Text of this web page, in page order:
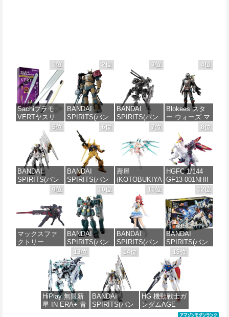
1位
Sachiプラモ
VERTヤスリ
Type-S 【プロ
モデラー共同
開発】 超極細
ガラスヤスリ
５点セット ガ
ンプラ プラモ
デル ゲート処
理 模型 フィギ
ュア［知的財
価格：¥2,320
2位
BANDAI
SPIRITS(バン
ダイスピリッ
ツ) HG 機動戦
士ガンダム 復
讐のレクイエ
ム ザクⅡ F型
ソラリ機 (復讐
のレクイエム)
1/144スケール
色分け済みプ
ラモデル
価格：¥2,700
3位
BANDAI
SPIRITS(バン
ダイ スピリッ
xEXM-000 ゼ
ノヴァルト
1/144スケール
色分け済みプ
ラモデル
価格：¥2,813
4位
Blokees スタ
ー ウォーズ マ
ンダロリアン&
グローグー
CC05 ディン
ジャリン&グロ
ーグー ABS樹
脂&PVC製 組
み立て式プラ
スチックモデ
価格：¥4,475
5位
BANDAI
SPIRITS(バン
ダイ スピリッ
ツ) RG 機動戦
士ガンダム 逆
襲のシャア νガ
ンダム 1/144ス
ケール 色分け
済みプラモデ
ル
価格：¥5,394
6位
BANDAI
SPIRITS(バン
ダイ スピリッ
ツ) HGUC 200
機動戦士Zガン
ダム 百式
1/144スケール
色分け済みプ
ラモデル
価格：¥1,674
7位
壽屋
(KOTOBUKIYA
) メガミデバイ
ス デザイアメ
イデン レイダ
ー シュガーグ
レイズ 全高約
180mm 1/1ス
ケール プラモ
デル
価格：¥6,239
8位
HGFC 1/144
GF13-001NHII
マスターガン
ダム&風雲再起
(機動武闘伝G
ガンダム)
価格：¥3,380
9位
マックスファ
クトリー
PLAMATEA シ
ールダー/マシ
ュ・キリエラ
イト〔オルテ
ナウス〕 Black
Barrel Edition
10位
BANDAI
SPIRITS(バン
ダイ スピリッ
ツ) HG 機動新
世紀ガンダムX
ガンダムレオ
パルド 1/144ス
ケール 色分け
済みプラモデ
ル
11位
BANDAI
SPIRITS(バン
ダイ スピリッ
ツ) 30MS アイ
ドルマスター
シャイニーカ
ラーズ 小宮果
穂 色分け済み
プラモデル
12位
BANDAI
SPIRITS(バン
ダイ スピリッ
ツ) HGUC
1/144 ZZガン
ダム （機動戦
士ZZガンダ
ム）
価格：¥2,500
13位
HiPlay 無限新
星 IN ERA+ 青
14位
BANDAI
SPIRITS(バン
15位
HG 機動戦士ガ
ンダムAGE
xvm-fzc ガン